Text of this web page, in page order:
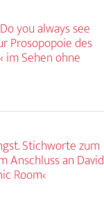
you always see
Prosopopoie des
im Sehen ohne
Stichworte zum
Anschluss an David
Room‹